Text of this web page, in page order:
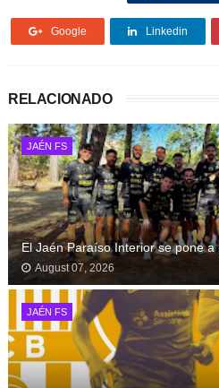
Google Linkedin
RELACIONADO
JAÉN FS
El Jaén Paraíso Interior se pone a
August 07, 2026
JAÉN FS